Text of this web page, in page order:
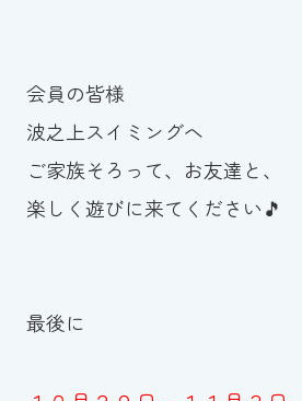
会員の皆様
波之上スイミングへ
ご家族そろって、お友達と、
楽しく遊びに来てください🎵
最後に